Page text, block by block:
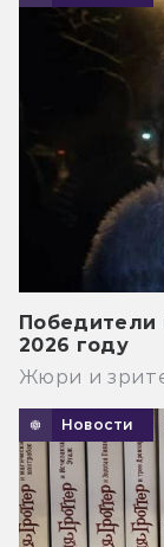
Победители
2026 году
Жюри и
Новости